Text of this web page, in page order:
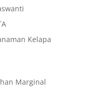
Kelapa
Marginal